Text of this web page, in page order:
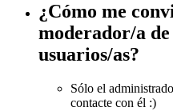
¿Cómo me
moderador/a
usuarios/as?
Sólo el
contacte con él :)